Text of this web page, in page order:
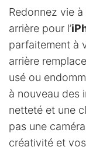
Redonnez vie
arrière pour l’
parfaitement à
arrière
usé ou
à nouveau des
netteté et une
pas une
créativité et